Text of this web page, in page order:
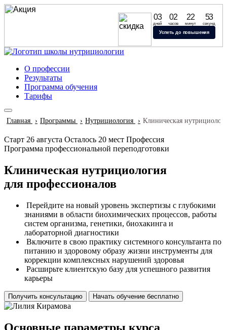
Успейте начать обучение
03
дней
02
часов
22
минут
52
секунд
Успеть до повышения
О профессии
Результаты
Программа обучения
Тарифы
Главная Программы Нутрициология Клиническая
Старт 26 августа Осталось 20 мест Профессия
Программа профессиональной переподготовки
Клиническая нутрициология
для профессионалов
Перейдите на новый уровень экспертизы с глубокими
знаниями в области биохимических процессов, работы
систем организма, генетики, биохакинга и
лабораторной диагностики
Включите в свою практику системного консультанта по
питанию и здоровому образу жизни инструменты для
коррекции комплексных нарушений здоровья
Расширьте клиентскую базу для успешного развития
карьеры
Получить консультацию Начать обучение бесплатно
Основные параметры курса